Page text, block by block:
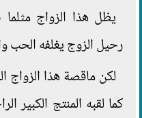
يظل هذا الزواج
رحيل الزوج يغلفه الحب
لكن ماقصة هذا الزواج
كما لقبه المنتج